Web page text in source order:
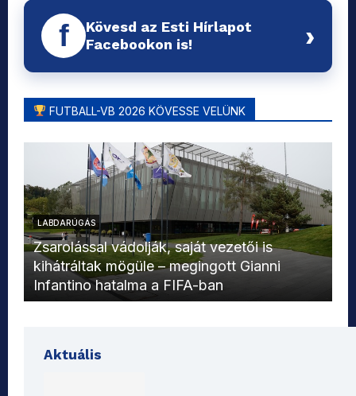
f
Kövesd az Esti Hírlapot
Facebookon is!
›
FUTBALL-VB 2026 KÖVESSE VELÜNK
LABDARÚGÁS
Zsarolással vádolják, saját vezetői is
kihátráltak mögüle – megingott Gianni
Infantino hatalma a FIFA-ban
Aktuális